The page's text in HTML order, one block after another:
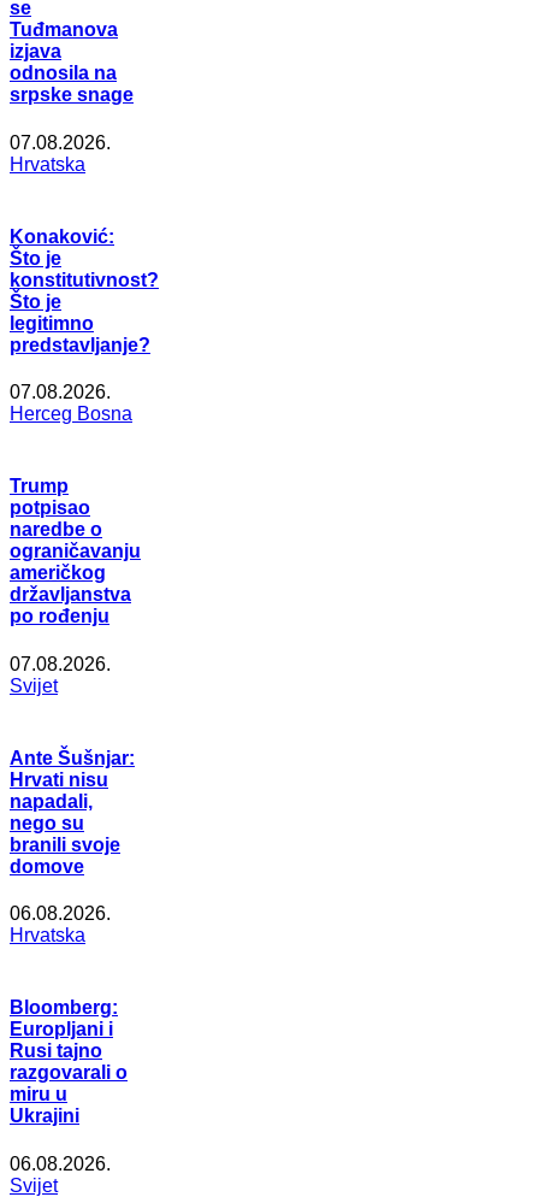
se
Tuđmanova
izjava
odnosila na
srpske snage
07.08.2026.
Hrvatska
Konaković:
Što je
konstitutivnost?
Što je
legitimno
predstavljanje?
07.08.2026.
Herceg Bosna
Trump
potpisao
naredbe o
ograničavanju
američkog
državljanstva
po rođenju
07.08.2026.
Svijet
Ante Šušnjar:
Hrvati nisu
napadali,
nego su
branili svoje
domove
06.08.2026.
Hrvatska
Bloomberg:
Europljani i
Rusi tajno
razgovarali o
miru u
Ukrajini
06.08.2026.
Svijet